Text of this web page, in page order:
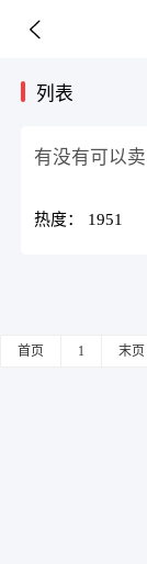
列表
有没有可以
热度： 1951
首页 1 末页